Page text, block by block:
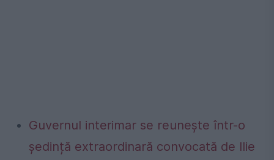
Guvernul interimar se reunește într-o
ședință extraordinară convocată de Ilie